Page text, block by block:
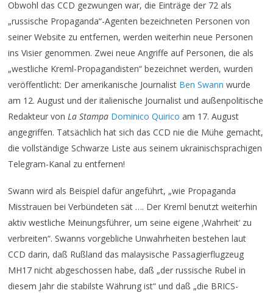
Obwohl das CCD gezwungen war, die Einträge der 72 als
„russische Propaganda“-Agenten bezeichneten Personen von
seiner Website zu entfernen, werden weiterhin neue Personen
ins Visier genommen. Zwei neue Angriffe auf Personen, die als
„westliche Kreml-Propagandisten“ bezeichnet werden, wurden
veröffentlicht: Der amerikanische Journalist Ben Swann wurde
am 12. August und der italienische Journalist und außenpolitische
Redakteur vonLa Stampa Dominico Quirico am 17. August
angegriffen. Tatsächlich hat sich das CCD nie die Mühe gemacht,
die vollständige Schwarze Liste aus seinem ukrainischsprachigen
Telegram-Kanal zu entfernen!
Swann wird als Beispiel dafür angeführt, „wie Propaganda
Misstrauen bei Verbündeten sät …. Der Kreml benutzt weiterhin
aktiv westliche Meinungsführer, um seine eigene ‚Wahrheit‘ zu
verbreiten“. Swanns vorgebliche Unwahrheiten bestehen laut
CCD darin, daß Rußland das malaysische Passagierflugzeug
MH17 nicht abgeschossen habe, daß „der russische Rubel in
diesem Jahr die stabilste Währung ist“ und daß „die BRICS-